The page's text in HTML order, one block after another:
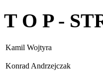
T O P -
Kamil Wojtyra
Konrad Andrzejczak